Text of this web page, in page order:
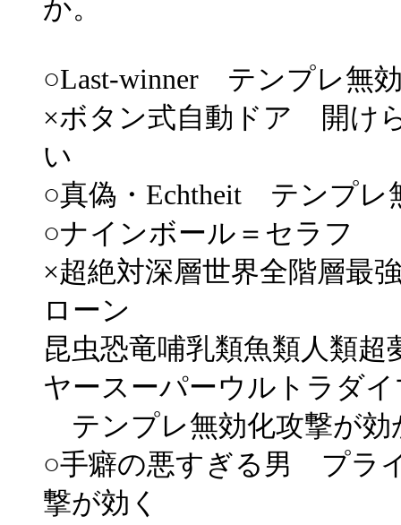
か。
○Last-winner テンプレ無
×ボタン式自動ドア 開け
い
○真偽・Echtheit テンプレ
○ナインボール＝セラフ
×超絶対深層世界全階層最
ローン
昆虫恐竜哺乳類魚類人類
ヤースーパーウルトラダ
テンプレ無効化攻撃が効
○手癖の悪すぎる男 プラ
撃が効く